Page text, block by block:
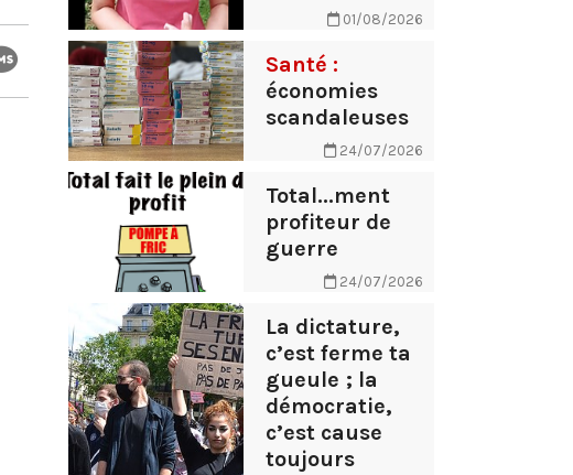
01/08/2026
Santé :
économies
scandaleuses
24/07/2026
Total...ment
profiteur de
guerre
24/07/2026
La dictature,
c’est ferme ta
gueule ; la
démocratie,
c’est cause
toujours